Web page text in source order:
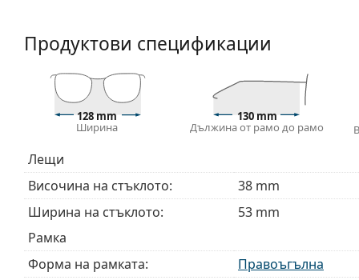
се извършва от опитен оптик, за да се
непрофесионално боравене.
Аксесоари
Доставяме диоптричните очила в оригиналния
или торбичката и дизайнът могат да варират.
Кърпичката за почистване, доставяна с
модели могат да бъдат доставяни с торбичка от
Разгледайте пълната ни гама
очила, за да намерите
ръководство за очила , ако имате нужда от помощ с
Това е медицинско устройство. Прочетете
Продуктови спецификации
128 mm
Ширина
130 mm
Дължина от рамо до рамо
Лещи
Височина на стъклото:
38 mm
Ширина на стъклото:
53 mm
Рамка
Форма на рамката:
Правоъгълна